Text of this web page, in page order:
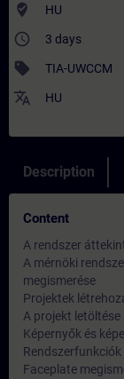
where_to_vote HU
access_time 3 days
sell TIA-UWCCM
translate HU
Description
Content
A rendszer
A mérnöki
megismerése
Projektek
A projekt
Képernyők és
Faceplate